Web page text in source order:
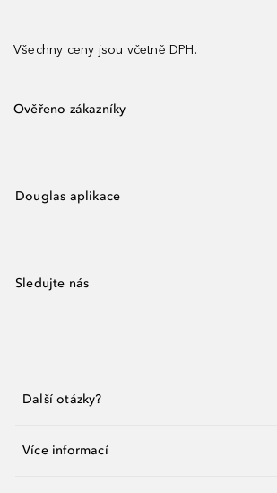
Všechny ceny jsou včetně DPH.
Ověřeno zákazníky
Douglas aplikace
Sledujte nás
Další otázky?
Více informací